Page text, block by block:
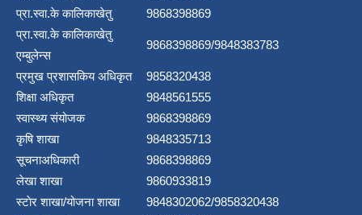
प्रा.स्वा.के कालिकाखेतु
9868398869
प्रा.स्वा.के कालिकाखेतु
एम्बुलेन्स
9868398869/9848383783
प्रमुख प्रशासकिय अधिकृत
9858320438
शिक्षा अधिकृत
9848561555
स्वास्थ्य संयोजक
9868398869
कृषि शाखा
9848335713
सूचनाअधिकारी
9868398869
लेखा शाखा
9860933819
स्टाेर शाखा/योजना शाखा
9848302062/9858320438